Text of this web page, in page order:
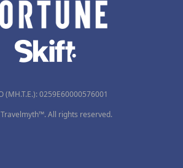
(MH.T.E.): 0259Ε60000576001
All rights reserved.